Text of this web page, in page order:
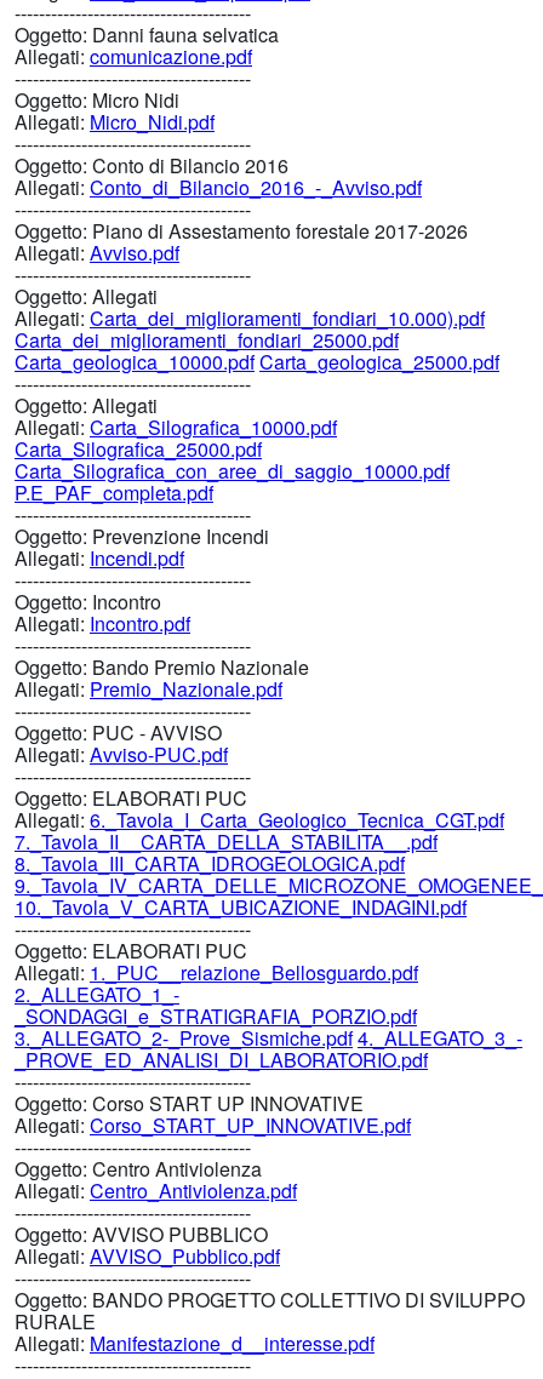
---------------------------------------
Oggetto: Danni fauna selvatica
Allegati: comunicazione.pdf
---------------------------------------
Oggetto: Micro Nidi
Allegati: Micro_Nidi.pdf
---------------------------------------
Oggetto: Conto di Bilancio 2016
Allegati: Conto_di_Bilancio_2016_-_Avviso.pdf
---------------------------------------
Oggetto: Piano di Assestamento forestale 2017-2026
Allegati: Avviso.pdf
---------------------------------------
Oggetto: Allegati
Allegati: Carta_dei_miglioramenti_fondiari_10.000).pdf
Carta_dei_miglioramenti_fondiari_25000.pdf
Carta_geologica_10000.pdfCarta_geologica_25000.pdf
---------------------------------------
Oggetto: Allegati
Allegati: Carta_Silografica_10000.pdf
Carta_Silografica_25000.pdf
Carta_Silografica_con_aree_di_saggio_10000.pdf
P.E_PAF_completa.pdf
---------------------------------------
Oggetto: Prevenzione Incendi
Allegati: Incendi.pdf
---------------------------------------
Oggetto: Incontro
Allegati: Incontro.pdf
---------------------------------------
Oggetto: Bando Premio Nazionale
Allegati: Premio_Nazionale.pdf
---------------------------------------
Oggetto: PUC - AVVISO
Allegati: Avviso-PUC.pdf
---------------------------------------
Oggetto: ELABORATI PUC
Allegati: 6._Tavola_I_Carta_Geologico_Tecnica_CGT.pdf
7._Tavola_II__CARTA_DELLA_STABILITA__.pdf
8._Tavola_III_CARTA_IDROGEOLOGICA.pdf
10._Tavola_V_CARTA_UBICAZIONE_INDAGINI.pdf
---------------------------------------
Oggetto: ELABORATI PUC
Allegati: 1._PUC__relazione_Bellosguardo.pdf
2._ALLEGATO_1_-
_SONDAGGI_e_STRATIGRAFIA_PORZIO.pdf
3._ALLEGATO_2-_Prove_Sismiche.pdf4._ALLEGATO_3_-
_PROVE_ED_ANALISI_DI_LABORATORIO.pdf
---------------------------------------
Oggetto: Corso START UP INNOVATIVE
Allegati: Corso_START_UP_INNOVATIVE.pdf
---------------------------------------
Oggetto: Centro Antiviolenza
Allegati: Centro_Antiviolenza.pdf
---------------------------------------
Oggetto: AVVISO PUBBLICO
Allegati: AVVISO_Pubblico.pdf
---------------------------------------
Oggetto: BANDO PROGETTO COLLETTIVO DI SVILUPPO
RURALE
Allegati: Manifestazione_d__interesse.pdf
---------------------------------------